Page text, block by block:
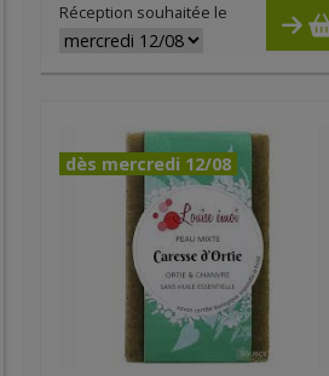
Réception souhaitée le
dès mercredi 12/08